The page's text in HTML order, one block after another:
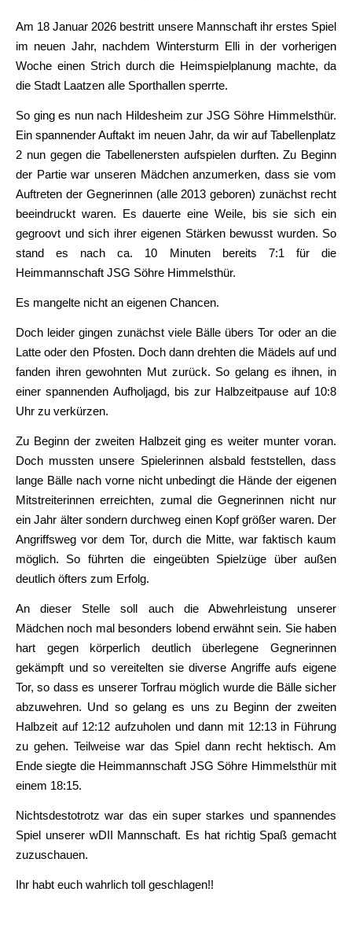
Am 18 Januar 2026 bestritt unsere Mannschaft ihr erstes Spiel
im neuen Jahr, nachdem Wintersturm Elli in der vorherigen
Woche einen Strich durch die Heimspielplanung machte, da
die Stadt Laatzen alle Sporthallen sperrte.
So ging es nun nach Hildesheim zur JSG Söhre Himmelsthür.
Ein spannender Auftakt im neuen Jahr, da wir auf Tabellenplatz
2 nun gegen die Tabellenersten aufspielen durften. Zu Beginn
der Partie war unseren Mädchen anzumerken, dass sie vom
Auftreten der Gegnerinnen (alle 2013 geboren) zunächst recht
beeindruckt waren. Es dauerte eine Weile, bis sie sich ein
gegroovt und sich ihrer eigenen Stärken bewusst wurden. So
stand es nach ca. 10 Minuten bereits 7:1 für die
Heimmannschaft JSG Söhre Himmelsthür.
Es mangelte nicht an eigenen Chancen.
Doch leider gingen zunächst viele Bälle übers Tor oder an die
Latte oder den Pfosten. Doch dann drehten die Mädels auf und
fanden ihren gewohnten Mut zurück. So gelang es ihnen, in
einer spannenden Aufholjagd, bis zur Halbzeitpause auf 10:8
Uhr zu verkürzen.
Zu Beginn der zweiten Halbzeit ging es weiter munter voran.
Doch mussten unsere Spielerinnen alsbald feststellen, dass
lange Bälle nach vorne nicht unbedingt die Hände der eigenen
Mitstreiterinnen erreichten, zumal die Gegnerinnen nicht nur
ein Jahr älter sondern durchweg einen Kopf größer waren. Der
Angriffsweg vor dem Tor, durch die Mitte, war faktisch kaum
möglich. So führten die eingeübten Spielzüge über außen
deutlich öfters zum Erfolg.
An dieser Stelle soll auch die Abwehrleistung unserer
Mädchen noch mal besonders lobend erwähnt sein. Sie haben
hart gegen körperlich deutlich überlegene Gegnerinnen
gekämpft und so vereitelten sie diverse Angriffe aufs eigene
Tor, so dass es unserer Torfrau möglich wurde die Bälle sicher
abzuwehren. Und so gelang es uns zu Beginn der zweiten
Halbzeit auf 12:12 aufzuholen und dann mit 12:13 in Führung
zu gehen. Teilweise war das Spiel dann recht hektisch. Am
Ende siegte die Heimmannschaft JSG Söhre Himmelsthür mit
einem 18:15.
Nichtsdestotrotz war das ein super starkes und spannendes
Spiel unserer wDII Mannschaft. Es hat richtig Spaß gemacht
zuzuschauen.
Ihr habt euch wahrlich toll geschlagen!!